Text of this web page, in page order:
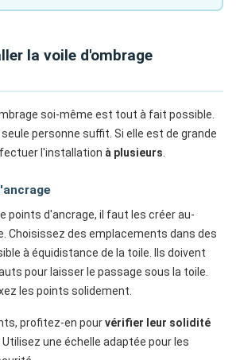
la voile d'ombrage
soi-même est tout à fait possible.
personne suffit. Si elle est de grande
l'installation à plusieurs.
points d'ancrage, il faut les créer au-
Choisissez des emplacements dans des
à équidistance de la toile. Ils doivent
pour laisser le passage sous la toile.
les points solidement.
profitez-en pourvérifier leur solidité
une échelle adaptée pour les